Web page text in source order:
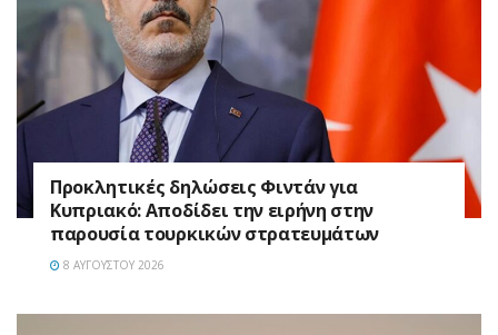
Προκλητικές δηλώσεις Φιντάν για
Κυπριακό: Αποδίδει την ειρήνη στην
παρουσία τουρκικών στρατευμάτων
8 ΑΥΓΟΎΣΤΟΥ 2026